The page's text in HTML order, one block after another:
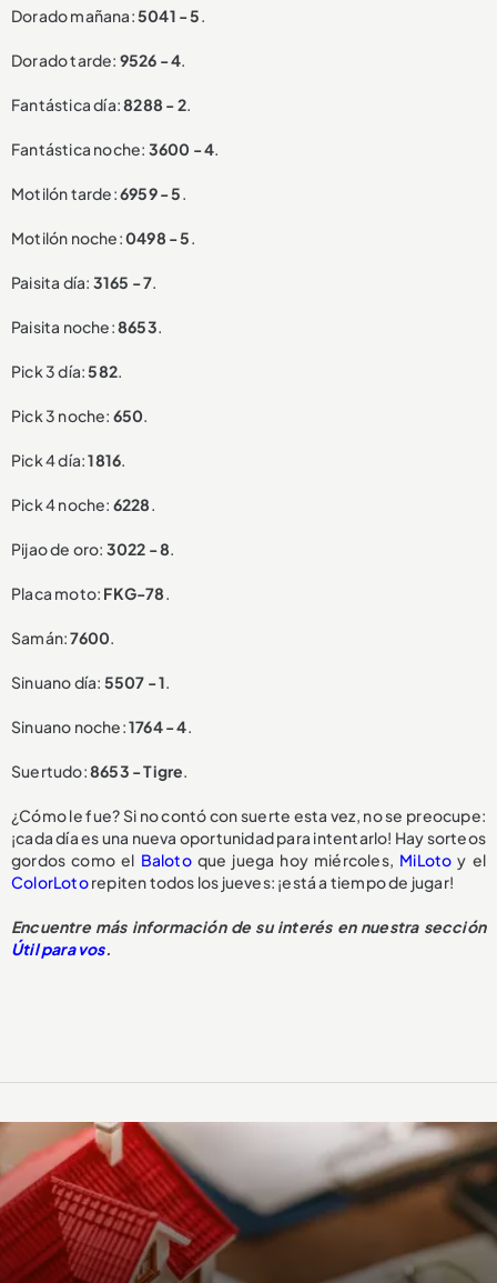
Dorado mañana:5041 - 5.
Dorado tarde: 9526 - 4.
Fantástica día:8288 - 2.
Fantástica noche: 3600 - 4.
Motilón tarde:6959 - 5.
Motilón noche:0498 - 5.
Paisita día: 3165 - 7.
Paisita noche:8653.
Pick 3 día:582.
Pick 3 noche: 650.
Pick 4 día:1816.
Pick 4 noche: 6228.
Pijao de oro: 3022 - 8.
Placa moto: FKG-78.
Samán:7600.
Sinuano día: 5507 - 1.
Sinuano noche:1764 - 4.
Suertudo:8653 - Tigre.
¿Cómo le fue? Si no contó con suerte esta vez, no se preocupe:
¡cada día es una nueva oportunidad para intentarlo! Hay sorteos
gordos como el Balotoque juega hoy miércoles, MiLoto y el
ColorLotorepiten todos los jueves: ¡está a tiempo de jugar!
Encuentre más información de su interés en nuestra sección
Útil para vos.